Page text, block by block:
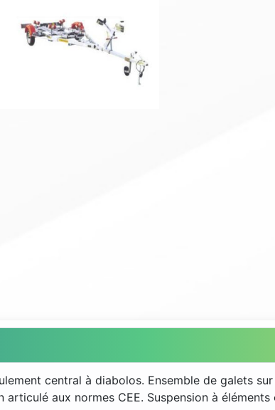
central à diabolos. Ensemble de galets
aux normes CEE. Suspension à